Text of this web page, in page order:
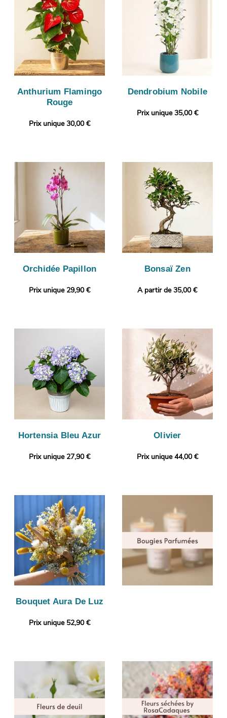
Anthurium Flamingo
Rouge
Prix unique 30,00 €
Dendrobium Nobile
Prix unique 35,00 €
Orchidée Papillon
Prix unique 29,90 €
Bonsaï Zen
A partir de 35,00 €
Hortensia Bleu Azur
Prix unique 27,90 €
Olivier
Prix unique 44,00 €
Bouquet Aura De Luz
Prix unique 52,90 €